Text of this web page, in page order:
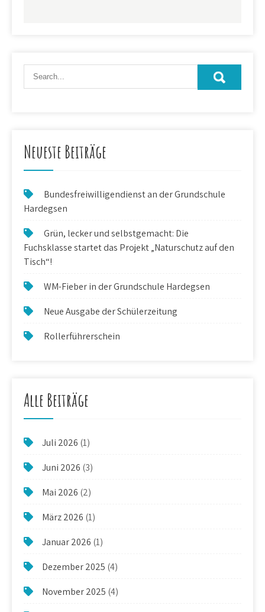
Neueste Beiträge
Bundesfreiwilligendienst an der Grundschule
Hardegsen
Grün, lecker und selbstgemacht: Die
Fuchsklasse startet das Projekt „Naturschutz auf den
Tisch“!
WM-Fieber in der Grundschule Hardegsen
Neue Ausgabe der Schülerzeitung
Rollerführerschein
Alle Beiträge
Juli 2026 (1)
Juni 2026 (3)
Mai 2026 (2)
März 2026 (1)
Januar 2026 (1)
Dezember 2025 (4)
November 2025 (4)